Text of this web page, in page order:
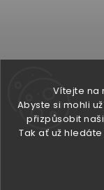
Vítejte na
Abyste si mohli
přizpůsobit
Tak ať už